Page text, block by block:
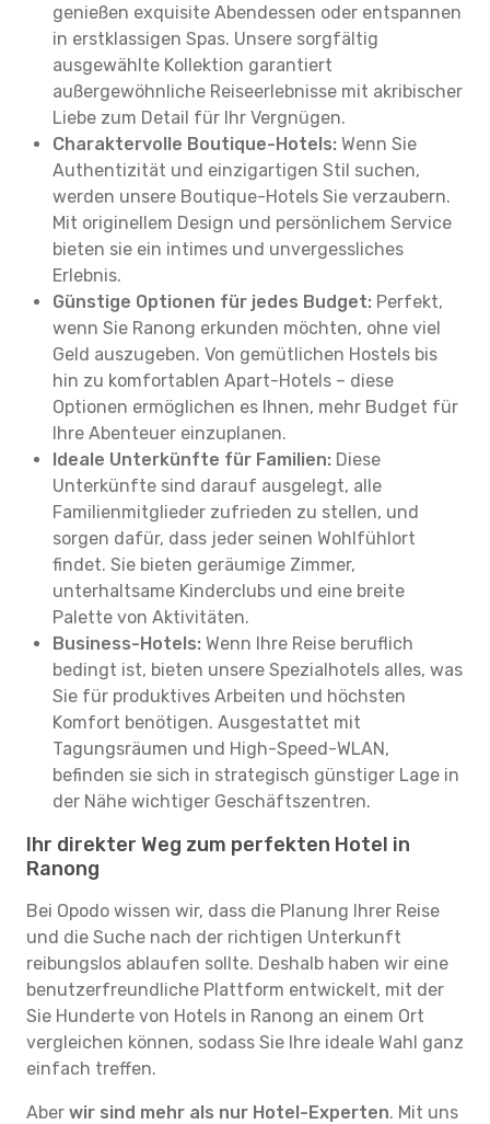
genießen exquisite Abendessen oder entspannen
in erstklassigen Spas. Unsere sorgfältig
ausgewählte Kollektion garantiert
außergewöhnliche Reiseerlebnisse mit akribischer
Liebe zum Detail für Ihr Vergnügen.
Charaktervolle Boutique-Hotels: Wenn Sie
Authentizität und einzigartigen Stil suchen,
werden unsere Boutique-Hotels Sie verzaubern.
Mit originellem Design und persönlichem Service
bieten sie ein intimes und unvergessliches
Erlebnis.
Günstige Optionen für jedes Budget: Perfekt,
wenn Sie Ranong erkunden möchten, ohne viel
Geld auszugeben. Von gemütlichen Hostels bis
hin zu komfortablen Apart-Hotels – diese
Optionen ermöglichen es Ihnen, mehr Budget für
Ihre Abenteuer einzuplanen.
Ideale Unterkünfte für Familien: Diese
Unterkünfte sind darauf ausgelegt, alle
Familienmitglieder zufrieden zu stellen, und
sorgen dafür, dass jeder seinen Wohlfühlort
findet. Sie bieten geräumige Zimmer,
unterhaltsame Kinderclubs und eine breite
Palette von Aktivitäten.
Business-Hotels: Wenn Ihre Reise beruflich
bedingt ist, bieten unsere Spezialhotels alles, was
Sie für produktives Arbeiten und höchsten
Komfort benötigen. Ausgestattet mit
Tagungsräumen und High-Speed-WLAN,
befinden sie sich in strategisch günstiger Lage in
der Nähe wichtiger Geschäftszentren.
Ihr direkter Weg zum perfekten Hotel in
Ranong
Bei Opodo wissen wir, dass die Planung Ihrer Reise
und die Suche nach der richtigen Unterkunft
reibungslos ablaufen sollte. Deshalb haben wir eine
benutzerfreundliche Plattform entwickelt, mit der
Sie Hunderte von Hotels in Ranong an einem Ort
vergleichen können, sodass Sie Ihre ideale Wahl ganz
einfach treffen.
Aber wir sind mehr als nur Hotel-Experten. Mit uns